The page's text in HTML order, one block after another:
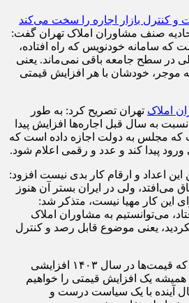
صنف مشاوران املاک تهران گفت:
که سامانه خودنویس که راه افتاده،
در سطح جامعه باقی نمی‌ماند. یعنی
موجر، خودشان با هر افزایش قیمتی
املاک تهران تصریح کرد: به طور
ساله ۲۵ درصد نسبت به سال قبل اجاره‌ها افزایش پیدا
مجلس به دولت اجازه داده است که
پیدا کند و عدد و رقمی اعلام شود.
این اعداد و ارقام کار بدی نیست افزود:
می‌افتد، ولی در ایران بستر آن هنوز
این کار مهیا نیست، متذکر شد:
می‌توانستیم به مشاوران املاک
یعنی موضوع قابل رصد و کنترل
وی در پاسخ به این پرسش که قیمت‌ها در سال ۱۴۰۳ افزایشی
یک افزایش قیمتی را خواهیم
آینده با یک سیاست درست و